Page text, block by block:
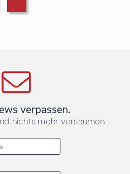
verpassen.
nichts mehr versäumen.